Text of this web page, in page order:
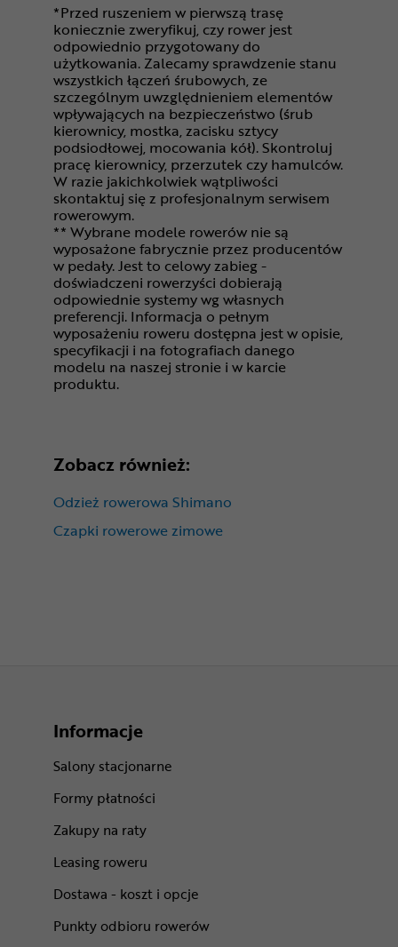
*Przed ruszeniem w pierwszą trasę
koniecznie zweryfikuj, czy rower jest
odpowiednio przygotowany do
użytkowania. Zalecamy sprawdzenie stanu
wszystkich łączeń śrubowych, ze
szczególnym uwzględnieniem elementów
wpływających na bezpieczeństwo (śrub
kierownicy, mostka, zacisku sztycy
podsiodłowej, mocowania kół). Skontroluj
pracę kierownicy, przerzutek czy hamulców.
W razie jakichkolwiek wątpliwości
skontaktuj się z profesjonalnym serwisem
rowerowym.
** Wybrane modele rowerów nie są
wyposażone fabrycznie przez producentów
w pedały. Jest to celowy zabieg -
doświadczeni rowerzyści dobierają
odpowiednie systemy wg własnych
preferencji. Informacja o pełnym
wyposażeniu roweru dostępna jest w opisie,
specyfikacji i na fotografiach danego
modelu na naszej stronie i w karcie
produktu.
Zobacz również:
Odzież rowerowa Shimano
Czapki rowerowe zimowe
Informacje
Salony stacjonarne
Formy płatności
Zakupy na raty
Leasing roweru
Dostawa - koszt i opcje
Punkty odbioru rowerów